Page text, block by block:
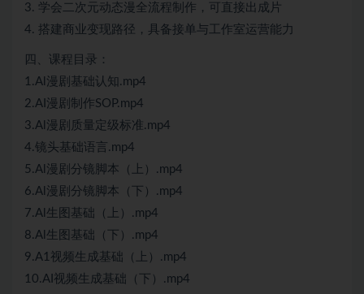
3. 学会二次元动态漫全流程制作，可直接出成片
4. 搭建商业变现路径，具备接单与工作室运营能力
四、课程目录：
1.Al漫剧基础认知.mp4
2.AI漫剧制作SOP.mp4
3.Al漫剧质量定级标准.mp4
4.镜头基础语言.mp4
5.Al漫剧分镜脚本（上）.mp4
6.Al漫剧分镜脚本（下）.mp4
7.Al生图基础（上）.mp4
8.Al生图基础（下）.mp4
9.A1视频生成基础（上）.mp4
10.AI视频生成基础（下）.mp4